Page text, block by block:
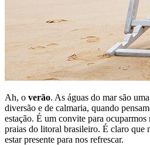
Ah, o verão. As águas do mar são
diversão e de calmaria, quando
estação. É um convite para
praias do litoral brasileiro. É claro que
estar presente para nos refrescar.